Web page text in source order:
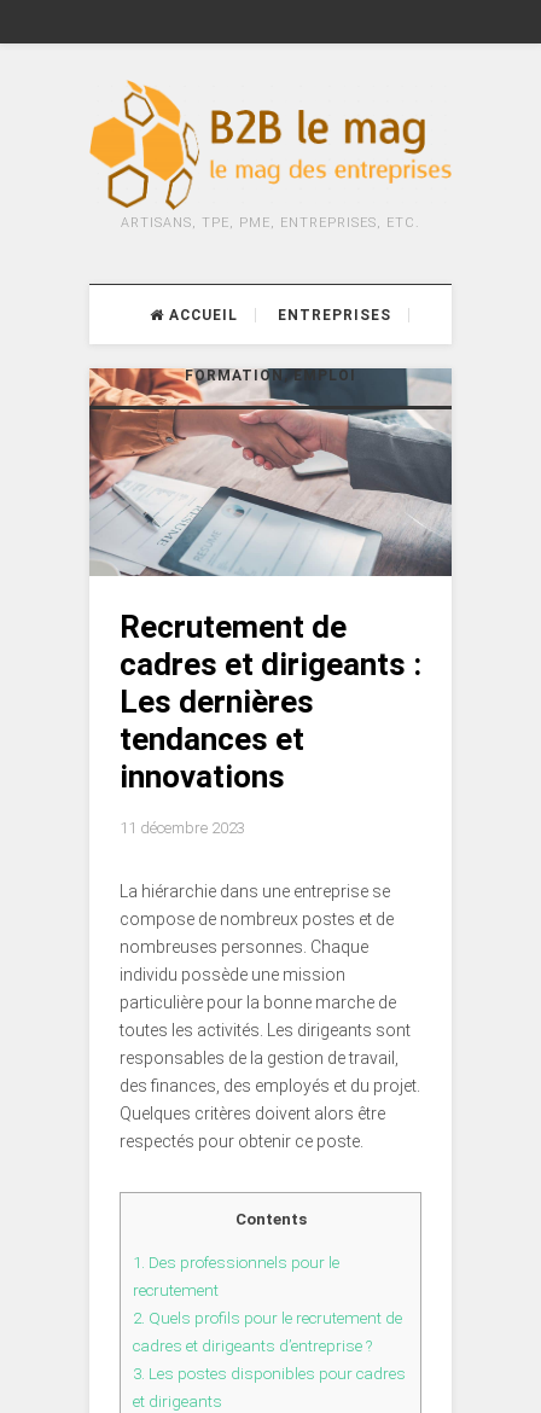
ARTISANS, TPE, PME, ENTREPRISES, ETC.
ACCUEIL ENTREPRISES
FORMATION, EMPLOI
Recrutement de
cadres et dirigeants :
Les dernières
tendances et
innovations
11 décembre 2023
La hiérarchie dans une entreprise se
compose de nombreux postes et de
nombreuses personnes. Chaque
individu possède une mission
particulière pour la bonne marche de
toutes les activités. Les dirigeants sont
responsables de la gestion de travail,
des finances, des employés et du projet.
Quelques critères doivent alors être
respectés pour obtenir ce poste.
Contents
1. Des professionnels pour le
recrutement
2. Quels profils pour le recrutement de
cadres et dirigeants d’entreprise ?
3. Les postes disponibles pour cadres
et dirigeants